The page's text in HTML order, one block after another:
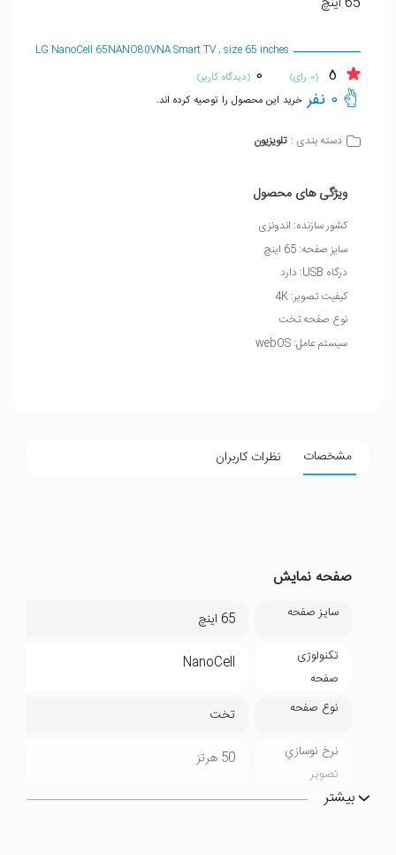
LG NanoCell 65NANO80VNA Smart TV , size 65 inches
(0 رای) 0 (دیدگاه کاربر)
0 نفر خرید این محصول را توصیه کرده اند.
دسته بندی : تلویزیون
ویژگی های محصول
کشور سازنده: اندونزی
سایز صفحه: 65 اینچ
درگاه USB: دارد
کیفیت تصویر: 4K
نوع صفحه:تخت
سیستم عامل: webOS
مشخصات نظرات کاربران
صفحه نمایش
سایز صفحه 65 اینچ
تکنولوژی
صفحه
NanoCell
نوع صفحه تخت
نرخ نوسازي
تصوير
50 هرتز
بیشتر